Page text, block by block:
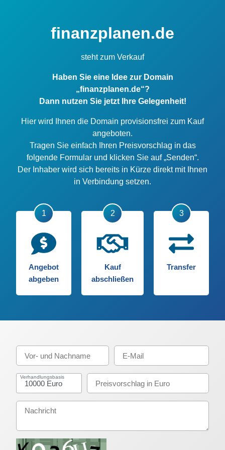
finanzplanen.de
steht zum Verkauf
Haben Sie eine Idee zur Domain
„finanzplanen.de“?
Dann nutzen Sie jetzt Ihre Gelegenheit!
Hier wird Ihnen die Domain provisionsfrei zum Kauf
angeboten.
Tragen Sie einfach Ihren Preisvorschlag in das
folgende Formular und klicken Sie auf „Senden“.
Der Inhaber wird sich bereits in Kürze direkt mit Ihnen
in Verbindung setzen.
Angebot
abgeben
Kauf
abschließen
Transfer
Verhandlungsbasis